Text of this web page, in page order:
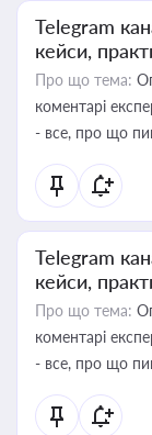
Telegram
кейси,
Про що тема:
коментарі
- все, про що
Telegram
кейси,
Про що тема:
коментарі
- все, про що